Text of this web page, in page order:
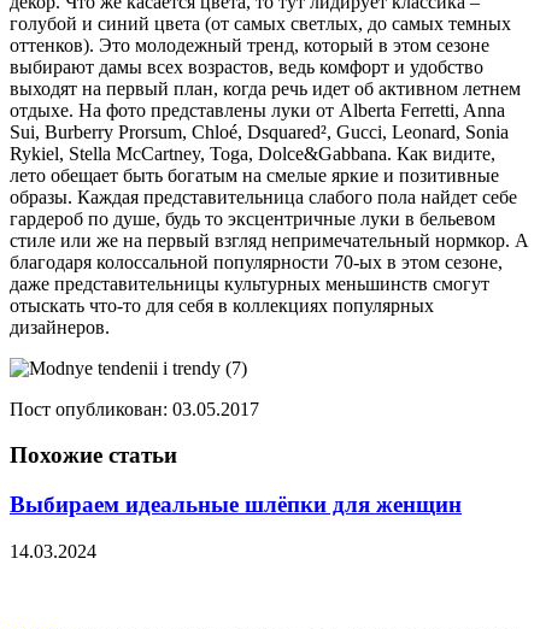
голубой и синий цвета (от самых светлых, до самых темных
оттенков). Это молодежный тренд, который в этом сезоне
выбирают дамы всех возрастов, ведь комфорт и удобство
выходят на первый план, когда речь идет об активном летнем
отдыхе. На фото представлены луки от Alberta Ferretti, Anna
Sui, Burberry Prorsum, Chloé, Dsquared², Gucci, Leonard, Sonia
Rykiel, Stella McCartney, Toga, Dolce&Gabbana. Как видите,
лето обещает быть богатым на смелые яркие и позитивные
образы. Каждая представительница слабого пола найдет себе
гардероб по душе, будь то эксцентричные луки в бельевом
стиле или же на первый взгляд непримечательный нормкор. А
благодаря колоссальной популярности 70-ых в этом сезоне,
даже представительницы культурных меньшинств смогут
отыскать что-то для себя в коллекциях популярных
дизайнеров.
Пост опубликован: 03.05.2017
Похожие статьи
Выбираем идеальные шлёпки для женщин
14.03.2024